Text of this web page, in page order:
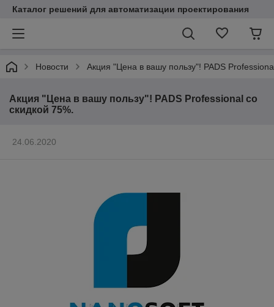
Каталог решений для автоматизации проектирования
Новости Акция "Цена в вашу пользу"! PADS
Акция "Цена в вашу пользу"! PADS Professional со
скидкой 75%.
24.06.2020